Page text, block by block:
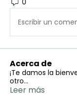
Escribir un
Acerca de
¡Te damos la
otro...
Leer más